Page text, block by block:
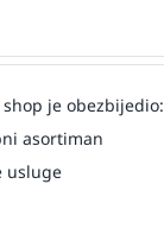
je obezbijedio:
asortiman
usluge